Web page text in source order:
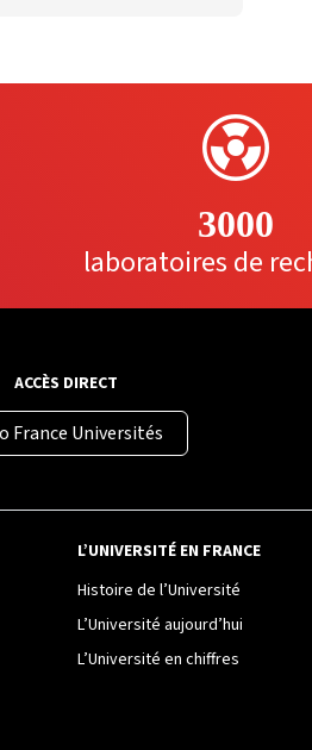
3000
laboratoires de
ACCÈS DIRECT
France Universités
L’UNIVERSITÉ EN FRANCE
Histoire de l’Université
L’Université aujourd’hui
L’Université en chiffres